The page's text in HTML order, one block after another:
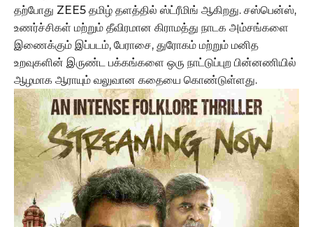
தற்போது ZEE5 தமிழ் தளத்தில் ஸ்ட்ரீமிங் ஆகிறது. சஸ்பென்ஸ்,
உணர்ச்சிகள் மற்றும் தீவிரமான கிராமத்து நாடக அம்சங்களை
இணைக்கும் இப்படம், பேராசை, துரோகம் மற்றும் மனித
உறவுகளின் இருண்ட பக்கங்களை ஒரு நாட்டுப்புற பின்னணியில்
ஆழமாக ஆராயும் வலுவான கதையை கொண்டுள்ளது.